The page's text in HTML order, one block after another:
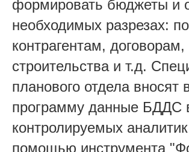
формировать бюджеты и
необходимых разрезах: по
контрагентам,
строительства и т.д.
планового отдела вносят
программу данные БДДС
контролируемых
помощью инструмента